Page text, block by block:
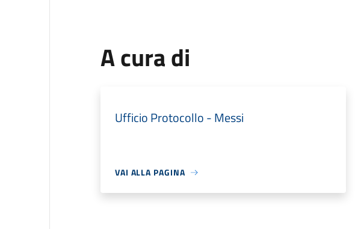
A cura di
Ufficio Protocollo - Messi
VAI ALLA PAGINA